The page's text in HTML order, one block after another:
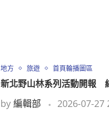
地方 旅遊 首頁輪播圖區
新北野山林系列活動開報
by 編輯部 2026-07-27